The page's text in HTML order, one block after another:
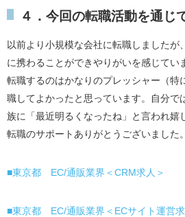
４．今回の転職活動を通じ
以前より小規模な会社に転職しましたが
に携わることができやりがいを感じてい
転職するのはかなりのプレッシャー（特
職してよかったと思っています。自分で
族に「最近明るくなったね」と言われ嬉
転職のサポートありがとうございました。
■東京都 EC/通販業界＜CRM求人＞
■東京都 EC/通販業界＜ECサイト運営求